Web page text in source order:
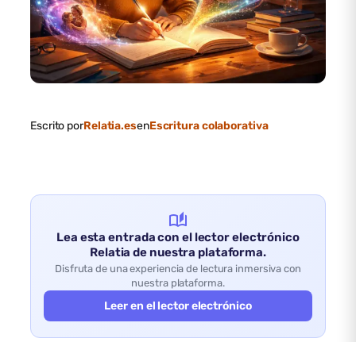
Escrito porRelatia.esenEscritura colaborativa
auto_stories
Lea esta entrada con el lector electrónico
Relatia de nuestra plataforma.
Disfruta de una experiencia de lectura inmersiva con
nuestra plataforma.
Leer en el lector electrónico